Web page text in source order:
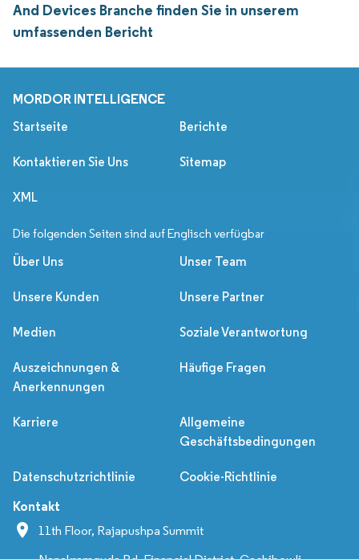
And Devices Branche finden Sie in unserem
umfassenden Bericht
MORDOR INTELLIGENCE
Startseite Berichte
Kontaktieren Sie Uns Sitemap
XML
Die folgenden Seiten sind auf Englisch verfügbar
Über Uns Unser Team
Unsere Kunden Unsere Partner
Medien Soziale Verantwortung
Auszeichnungen &
Anerkennungen
Häufige Fragen
Karriere
Allgemeine
Geschäftsbedingungen
Datenschutzrichtlinie Cookie-Richtlinie
Kontakt
11th Floor, Rajapushpa Summit